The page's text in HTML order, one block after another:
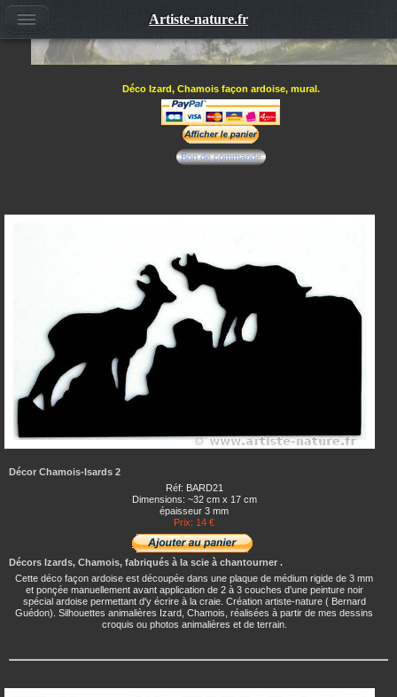
Déco Izard, Chamois façon ardoise, mural.
Bon de commande
Décor Chamois-Isards 2
Réf: BARD21
Dimensions: ~32 cm x 17 cm
épaisseur 3 mm
Prix: 14 €
Décors Izards, Chamois, fabriqués à la scie à chantourner .
Cette déco façon ardoise est découpée dans une plaque de médium rigide de 3 mm
et ponçée manuellement avant application de 2 à 3 couches d'une peinture noir
spécial ardoise permettant d'y écrire à la craie. Création artiste-nature ( Bernard
Guédon). Silhouettes animalières Izard, Chamois, réalisées à partir de mes dessins
croquis ou photos animalières et de terrain.
Artiste-nature.fr